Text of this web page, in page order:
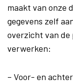
maakt van onze
gegevens zelf
overzicht van de
verwerken:
– Voor- en